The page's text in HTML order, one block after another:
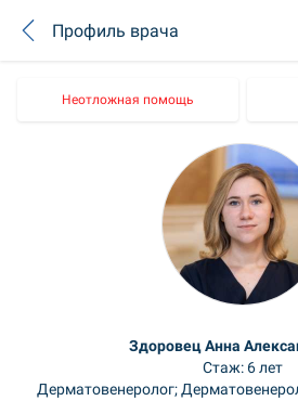
Профиль врача
Неотложная помощь
Здоровец Анна
Стаж: 6 лет
Дерматовенеролог;